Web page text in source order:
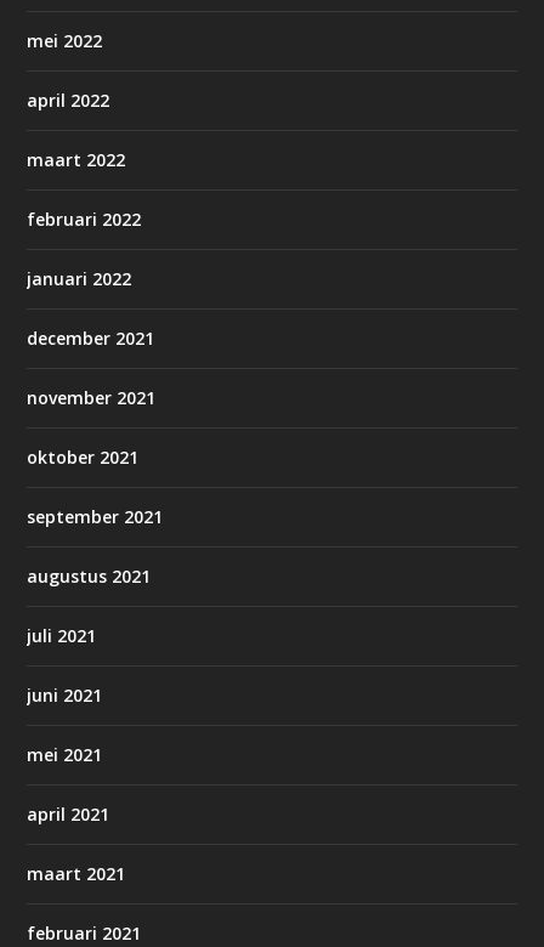
mei 2022
april 2022
maart 2022
februari 2022
januari 2022
december 2021
november 2021
oktober 2021
september 2021
augustus 2021
juli 2021
juni 2021
mei 2021
april 2021
maart 2021
februari 2021